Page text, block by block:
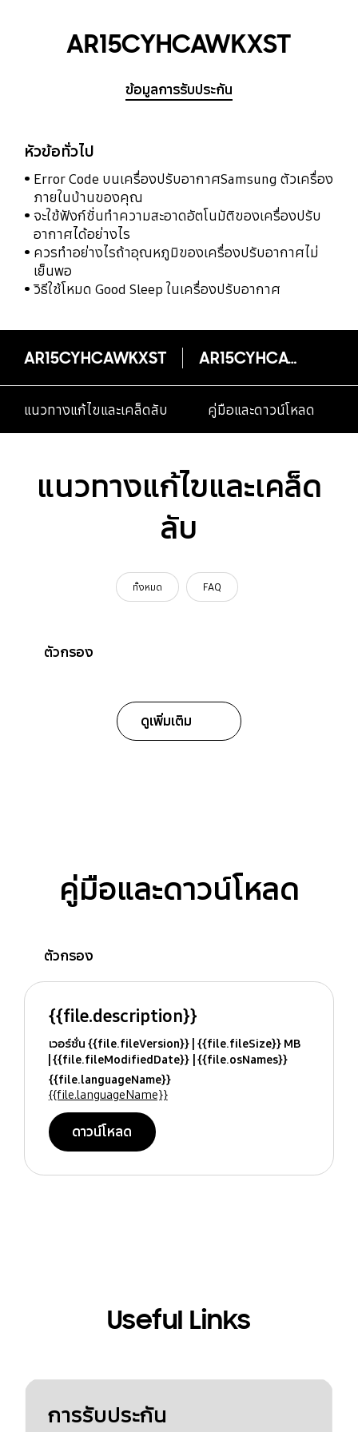
AR15CYHCAWKXST
ข้อมูลการรับประกัน
หัวข้อทั่วไป
Error Code บนเครื่องปรับอากาศSamsung ตัวเครื่อง
ภายในบ้านของคุณ
จะใช้ฟังก์ชั่นทำความสะอาดอัตโนมัติของเครื่องปรับ
อากาศได้อย่างไร
ควรทำอย่างไรถ้าอุณหภูมิของเครื่องปรับอากาศไม่
เย็นพอ
วิธีใช้โหมด Good Sleep ในเครื่องปรับอากาศ
AR15CYHCAWKXST AR15CYHCAWKXST
แนวทางแก้ไขและเคล็ดลับ คู่มือและดาวน์โหลด
แนวทางแก้ไขและเคล็ด
ลับ
ทั้งหมด FAQ
ตัวกรอง
ดูเพิ่มเติม
คู่มือและดาวน์โหลด
ตัวกรอง
{{file.description}}
เวอร์ชั่น {{file.fileVersion}} {{file.fileSize}} MB
{{file.fileModifiedDate}} {{file.osNames}}
{{file.languageName}}
{{file.languageName}}
ดาวน์โหลด
Useful Links
การรับประกัน